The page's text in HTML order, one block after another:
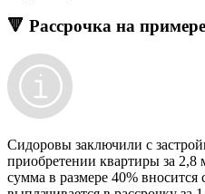
🔻 Рассрочка на примере
Сидоровы заключили с
приобретении квартиры за 2,8
сумма в размере 40% вносится